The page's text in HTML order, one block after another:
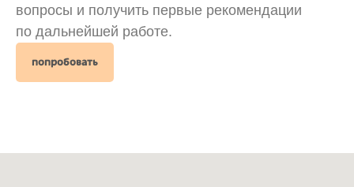
вопросы и получить первые рекомендации
по дальнейшей работе.
попробовать